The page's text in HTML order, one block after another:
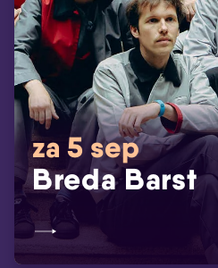
za 5 sep
Breda Barst